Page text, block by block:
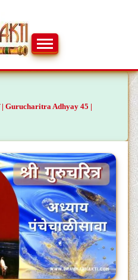
| Gurucharitra Adhyay 45 |